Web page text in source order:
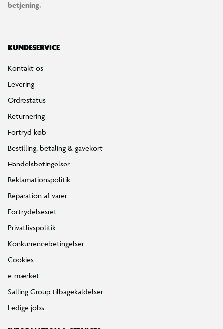
betjening.
KUNDESERVICE
Kontakt os
Levering
Ordrestatus
Returnering
Fortryd køb
Bestilling, betaling & gavekort
Handelsbetingelser
Reklamationspolitik
Reparation af varer
Fortrydelsesret
Privatlivspolitik
Konkurrencebetingelser
Cookies
e-mærket
Salling Group tilbagekaldelser
Ledige jobs